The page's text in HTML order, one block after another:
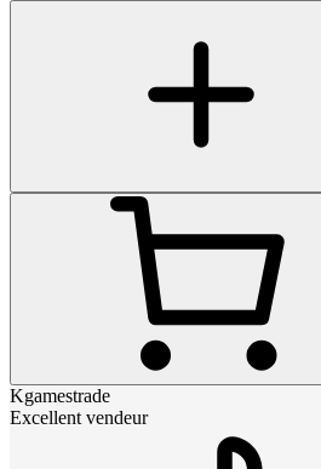
Kgamestrade
Excellent vendeur